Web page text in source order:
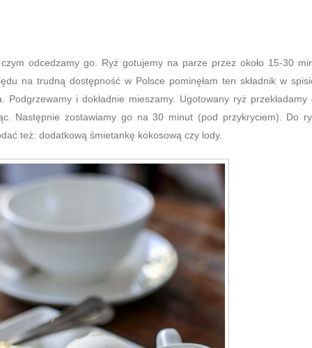
odcedzamy go. Ryż gotujemy na parze przez około 15-30
na trudną dostępność w Polsce pominęłam ten składnik w
i dokładnie mieszamy. Ugotowany ryż przekładamy
Następnie zostawiamy go na 30 minut (pod przykryciem). Do
też: dodatkową śmietankę kokosową czy lody.